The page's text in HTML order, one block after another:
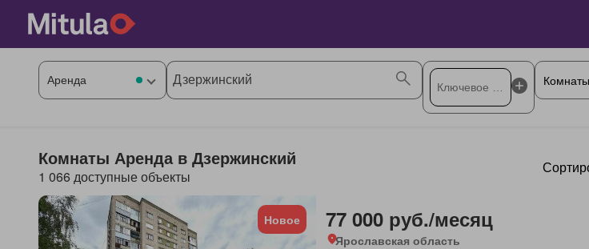
Комнаты Аренда в Дзержинский
1 066 доступные объекты
Новое 77 000 руб./месяц
Ярославская область